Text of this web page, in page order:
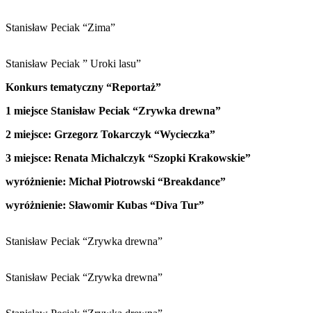
Stanisław Peciak “Zima”
Stanisław Peciak ” Uroki lasu”
Konkurs tematyczny “Reportaż”
1 miejsce Stanisław Peciak “Zrywka drewna”
2 miejsce: Grzegorz Tokarczyk “Wycieczka”
3 miejsce: Renata Michalczyk “Szopki Krakowskie”
wyróżnienie: Michał Piotrowski “Breakdance”
wyróżnienie: Sławomir Kubas “Diva Tur”
Stanisław Peciak “Zrywka drewna”
Stanisław Peciak “Zrywka drewna”